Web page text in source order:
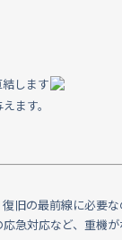
します
ます。
旧の最前線に必要な
急対応など、重機が